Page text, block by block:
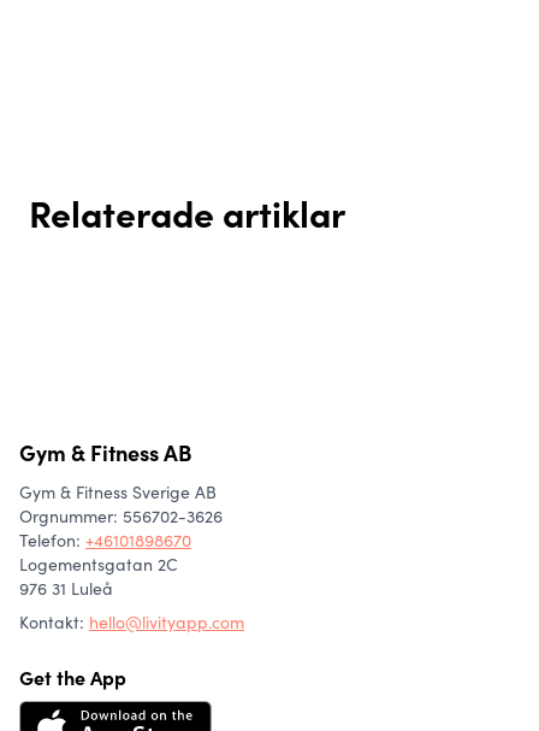
Relaterade artiklar
Gym & Fitness AB
Gym & Fitness Sverige AB
Orgnummer: 556702-3626
Telefon: +46101898670
Logementsgatan 2C
976 31 Luleå
Kontakt: hello@livityapp.com
Get the App